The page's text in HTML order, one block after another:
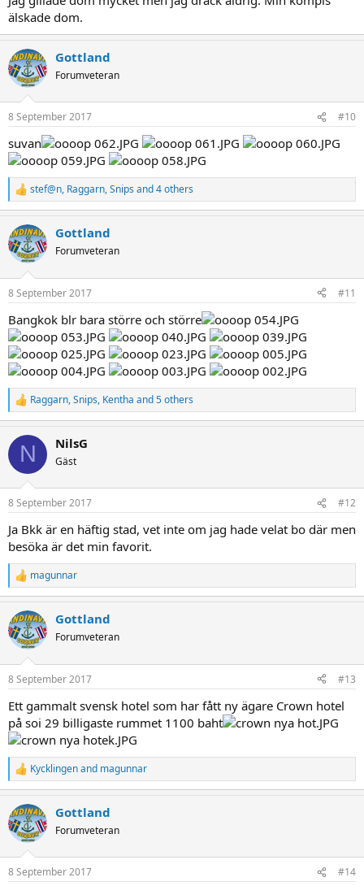
älskade dom.
Gottland
Forumveteran
8 September 2017 #10
suvan
R
e
c
t
i
s
stef@n, Raggarn,Snips and 4 others
Gottland
Forumveteran
8 September 2017 #11
Bangkok blr bara större och större
R
e
c
i
n
s
Raggarn,Snips, Kentha and 5 others
N NilsG
Gäst
8 September 2017 #12
Ja Bkk är en häftig stad, vet inte om jag hade velat bo där men
besöka är det min favorit.
R
e
c
t
i
s
magunnar
Gottland
Forumveteran
8 September 2017 #13
Ett gammalt svensk hotel som har fått ny ägare Crown hotel
på soi 29 billigaste rummet 1100 baht
R
e
c
t
i
n
s
Kycklingenand magunnar
Gottland
Forumveteran
8 September 2017 #14